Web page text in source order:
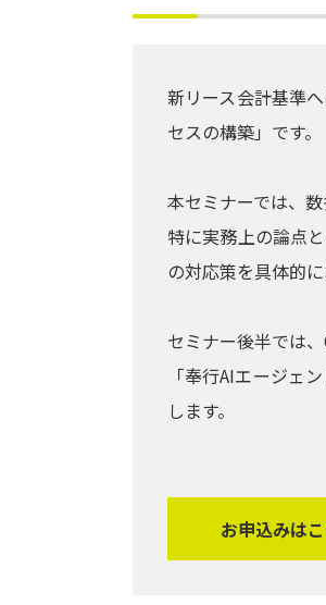
新リース会計基準
セスの構築」です。
本セミナーでは、
特に実務上の論点
の対応策を具体的に
セミナー後半では
「奉行AIエージェ
します。
お申込みは